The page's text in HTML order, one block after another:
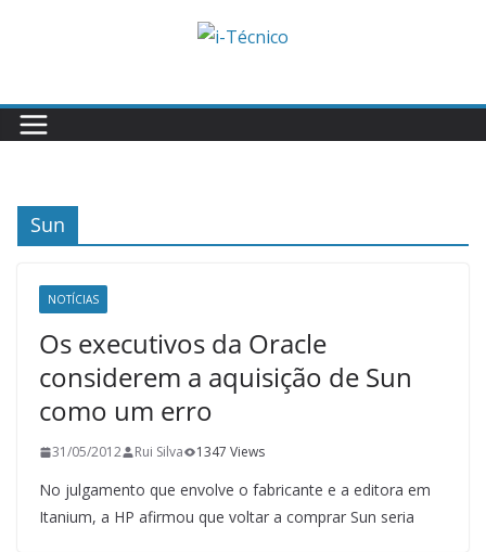
Sun
NOTÍCIAS
Os executivos da Oracle
considerem a aquisição de Sun
como um erro
31/05/2012 Rui Silva 1347 Views
No julgamento que envolve o fabricante e a editora em
Itanium, a HP afirmou que voltar a comprar Sun seria